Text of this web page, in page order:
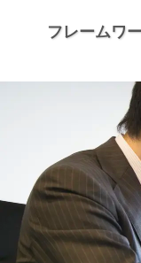
フレームワ